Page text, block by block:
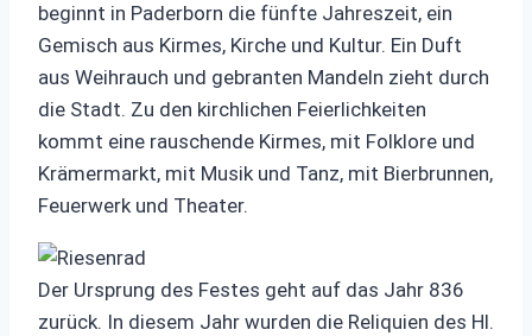
beginnt in Paderborn die fünfte Jahreszeit, ein
Gemisch aus Kirmes, Kirche und Kultur. Ein Duft
aus Weihrauch und gebranten Mandeln zieht durch
die Stadt. Zu den kirchlichen Feierlichkeiten
kommt eine rauschende Kirmes, mit Folklore und
Krämermarkt, mit Musik und Tanz, mit Bierbrunnen,
Feuerwerk und Theater.
Der Ursprung des Festes geht auf das Jahr 836
zurück. In diesem Jahr wurden die Reliquien des Hl.